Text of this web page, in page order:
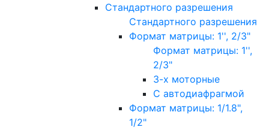
Стандартного разрешения
Стандартного разрешения
Формат матрицы: 1'', 2/3"
Формат матрицы: 1'',
2/3"
3-х моторные
С автодиафрагмой
Формат матрицы: 1/1.8",
1/2"